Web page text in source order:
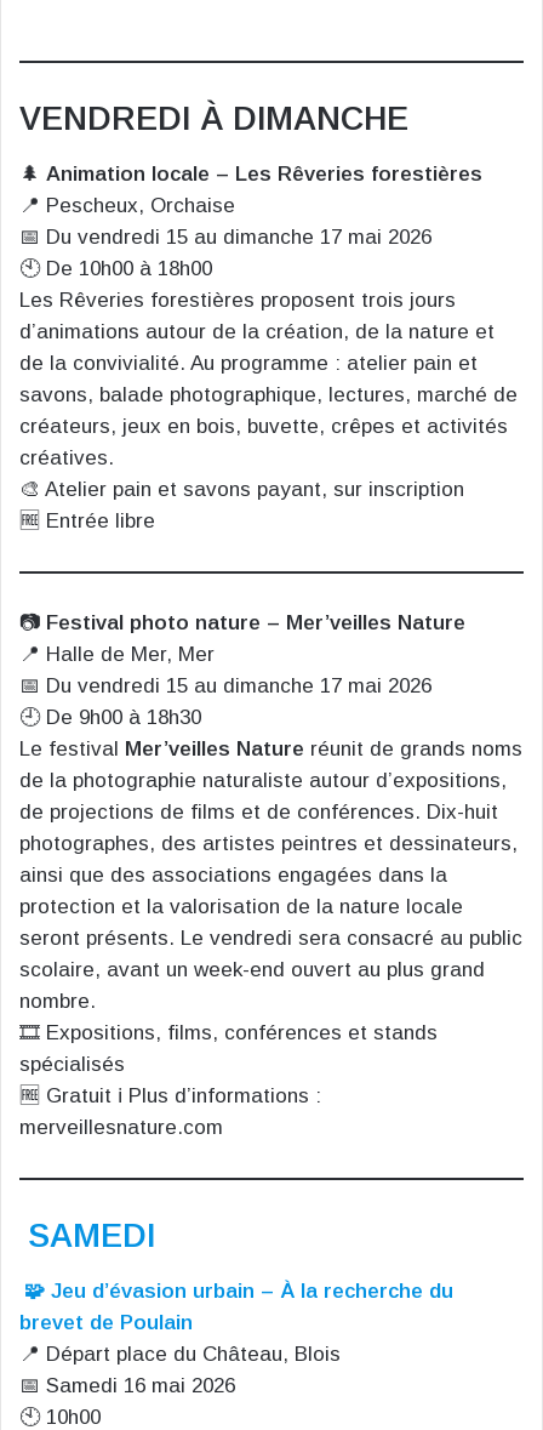
VENDREDI À DIMANCHE
🌲 Animation locale – Les Rêveries forestières
📍 Pescheux, Orchaise
📅 Du vendredi 15 au dimanche 17 mai 2026
🕙 De 10h00 à 18h00
Les Rêveries forestières proposent trois jours
d’animations autour de la création, de la nature et
de la convivialité. Au programme : atelier pain et
savons, balade photographique, lectures, marché de
créateurs, jeux en bois, buvette, crêpes et activités
créatives.
🎨 Atelier pain et savons payant, sur inscription
🆓 Entrée libre
📷 Festival photo nature – Mer’veilles Nature
📍 Halle de Mer, Mer
📅 Du vendredi 15 au dimanche 17 mai 2026
🕘 De 9h00 à 18h30
Le festival Mer’veilles Nature réunit de grands noms
de la photographie naturaliste autour d’expositions,
de projections de films et de conférences. Dix-huit
photographes, des artistes peintres et dessinateurs,
ainsi que des associations engagées dans la
protection et la valorisation de la nature locale
seront présents. Le vendredi sera consacré au public
scolaire, avant un week-end ouvert au plus grand
nombre.
🎞️ Expositions, films, conférences et stands
spécialisés
🆓 Gratuit ℹ️ Plus d’informations :
merveillesnature.com
SAMEDI
🧩 Jeu d’évasion urbain – À la recherche du
brevet de Poulain
📍 Départ place du Château, Blois
📅 Samedi 16 mai 2026
🕙 10h00